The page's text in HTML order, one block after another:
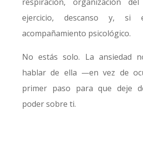
respiración, organización del
ejercicio, descanso y, si
acompañamiento psicológico.
No estás solo. La ansiedad
hablar de ella —en vez de
primer paso para que deje
poder sobre ti.